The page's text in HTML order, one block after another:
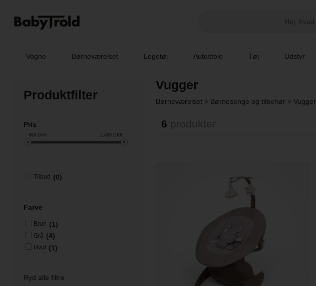
Vogne Børneværelset Legetøj Autostole Tøj Udstyr
Produktfilter
Pris
499DKK 2,499DKK
Tilbud (0)
Farve
Brun (1)
Grå (4)
Hvid (1)
Ryd alle filtre
Vugger
Børneværelset> Børnesenge og tilbehør > Vugger
6